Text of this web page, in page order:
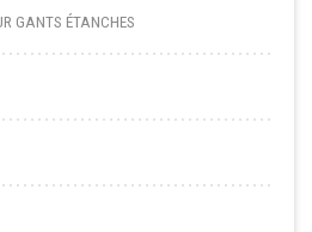
GANTS ÉTANCHES